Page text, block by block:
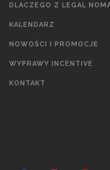
DLACZEGO Z LEGAL
KALENDARZ
NOWOŚCI I PROMOCJE
WYPRAWY INCENTIVE
KONTAKT